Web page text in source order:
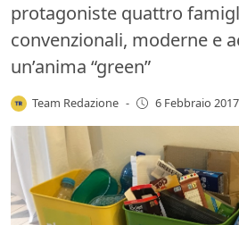
protagoniste quattro
convenzionali, moderne e
un’anima “green”
Team Redazione - 6 Febbraio 2017